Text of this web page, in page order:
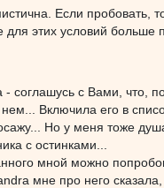
Если пробовать,
этих условий больше
соглашусь с Вами, что,
Включила его в
Но у меня тоже
с остинками...
мной можно
мне про него